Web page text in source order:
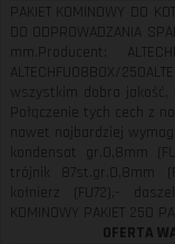
PAKIET KOMINOWY DO
DO ODPROWADZANIA
mm.Producent:
ALTECHFU08BOX/
wszystkim dobra
Połączenie tych cech z
nawet najbardziej
kondensat gr.0,8mm
trójnik 87st.gr.0,8mm
kołnierz (FU72),-
KOMINOWY PAKIET 250
OFERTA